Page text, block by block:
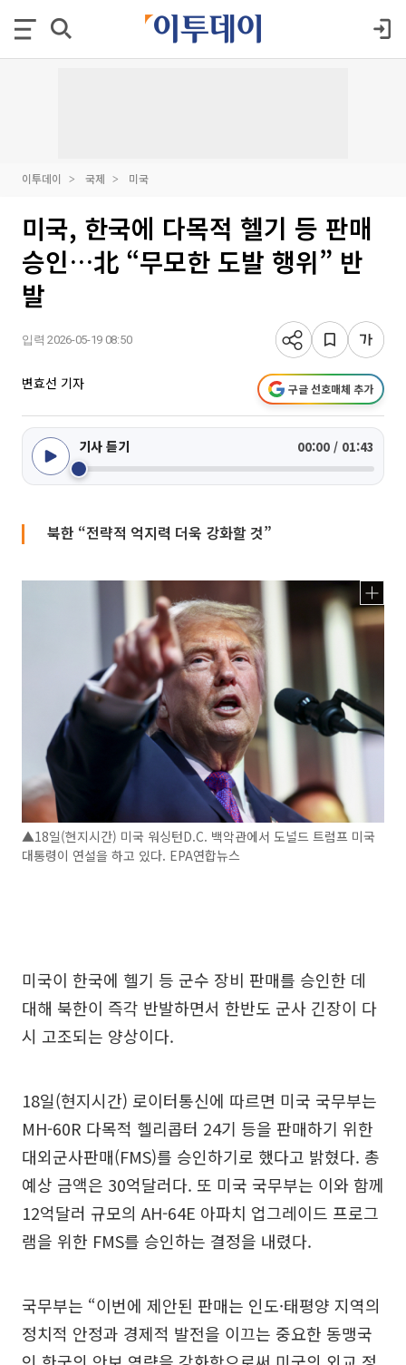
이투데이 국제 미국
미국, 한국에 다목적 헬기 등 판매
승인…北 “무모한 도발 행위” 반
발
입력 2026-05-19 08:50
변효선 기자 구글 선호매체 추가
기사 듣기 00:00 / 01:43
북한 “전략적 억지력 더욱 강화할 것”
▲18일(현지시간) 미국 워싱턴D.C. 백악관에서 도널드 트럼프 미국
대통령이 연설을 하고 있다. EPA연합뉴스
미국이 한국에 헬기 등 군수 장비 판매를 승인한 데
대해 북한이 즉각 반발하면서 한반도 군사 긴장이 다
시 고조되는 양상이다.
18일(현지시간) 로이터통신에 따르면 미국 국무부는
MH-60R 다목적 헬리콥터 24기 등을 판매하기 위한
대외군사판매(FMS)를 승인하기로 했다고 밝혔다. 총
예상 금액은 30억달러다. 또 미국 국무부는 이와 함께
12억달러 규모의 AH-64E 아파치 업그레이드 프로그
램을 위한 FMS를 승인하는 결정을 내렸다.
국무부는 “이번에 제안된 판매는 인도·태평양 지역의
정치적 안정과 경제적 발전을 이끄는 중요한 동맹국